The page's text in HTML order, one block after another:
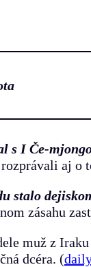
s I Če-
aj o
stalo
zásahu
muž z
dcéra. (